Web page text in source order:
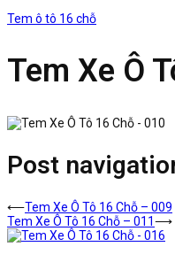
Tem ô tô 16 chỗ
Tem Xe Ô
Post
⟵Tem Xe Ô Tô 16 Chỗ – 009
Tem Xe Ô Tô 16 Chỗ – 011⟶